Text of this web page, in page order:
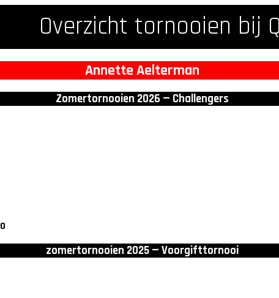
Overzicht tornooien bij
Annette Aelterman
Zomertornooien 2026 — Challengers
0
zomertornooien 2025 — Voorgifttornooi